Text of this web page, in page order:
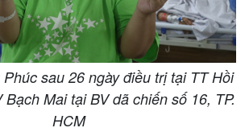
sau 26 ngày điều trị tại TT Hồi
Mai tại BV dã chiến số 16, TP.
HCM